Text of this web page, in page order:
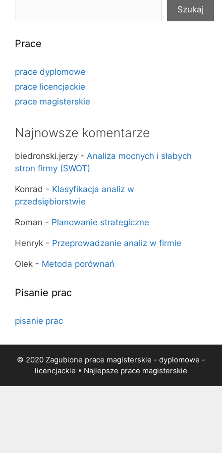
Szukaj
Prace
prace dyplomowe
prace licencjackie
prace magisterskie
Najnowsze komentarze
biedronski.jerzy - Analiza mocnych i słabych
stron firmy (SWOT)
Konrad - Klasyfikacja analiz w
przedsiębiorstwie
Roman - Planowanie strategiczne
Henryk - Przeprowadzanie analiz w firmie
Olek - Metoda porównań
Pisanie prac
pisanie prac
© 2020 Zagubione prace magisterskie - dyplomowe -
licencjackie • Najlepsze prace magisterskie